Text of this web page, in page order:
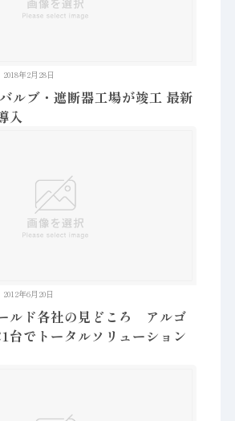
2018年2月28日
ルブ・遮断器工場が竣工 最新
入
2012年6月20日
ルド各社の見どころ アルゴ
でトータルソリューション